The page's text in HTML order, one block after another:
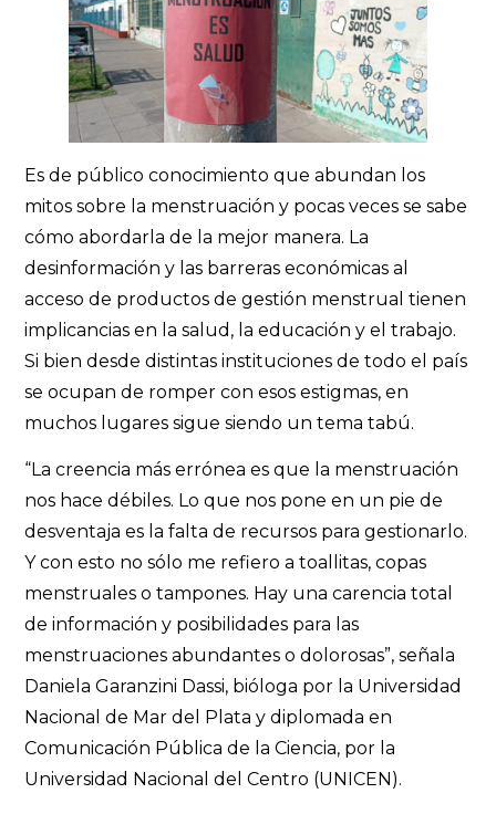
Es de público conocimiento que abundan los
mitos sobre la menstruación y pocas veces se sabe
cómo abordarla de la mejor manera. La
desinformación y las barreras económicas al
acceso de productos de gestión menstrual tienen
implicancias en la salud, la educación y el trabajo.
Si bien desde distintas instituciones de todo el país
se ocupan de romper con esos estigmas, en
muchos lugares sigue siendo un tema tabú.
“La creencia más errónea es que la menstruación
nos hace débiles. Lo que nos pone en un pie de
desventaja es la falta de recursos para gestionarlo.
Y con esto no sólo me refiero a toallitas, copas
menstruales o tampones. Hay una carencia total
de información y posibilidades para las
menstruaciones abundantes o dolorosas”, señala
Daniela Garanzini Dassi, bióloga por la Universidad
Nacional de Mar del Plata y diplomada en
Comunicación Pública de la Ciencia, por la
Universidad Nacional del Centro (UNICEN).